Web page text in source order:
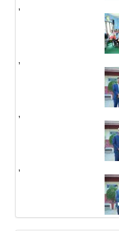
,
,
,
,